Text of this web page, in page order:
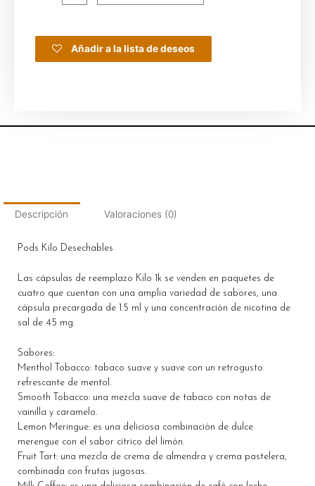
Añadir a la lista de deseos
Descripción Valoraciones (0)
Pods Kilo Desechables
Las cápsulas de reemplazo Kilo 1k se venden en paquetes de
cuatro que cuentan con una amplia variedad de sabores, una
cápsula precargada de 1.5 ml y una concentración de nicotina de
sal de 45 mg.
Sabores:
Menthol Tobacco: tabaco suave y suave con un retrogusto
refrescante de mentol.
Smooth Tobacco: una mezcla suave de tabaco con notas de
vainilla y caramelo.
Lemon Meringue: es una deliciosa combinación de dulce
merengue con el sabor cítrico del limón.
Fruit Tart: una mezcla de crema de almendra y crema pastelera,
combinada con frutas jugosas.